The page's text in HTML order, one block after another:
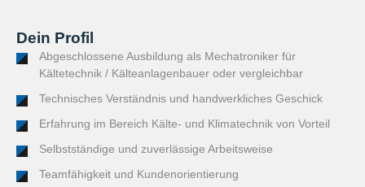
Dein Profil
Abgeschlossene Ausbildung als Mechatroniker für
Kältetechnik / Kälteanlagenbauer oder vergleichbar
Technisches Verständnis und handwerkliches Geschick
Erfahrung im Bereich Kälte- und Klimatechnik von Vorteil
Selbstständige und zuverlässige Arbeitsweise
Teamfähigkeit und Kundenorientierung